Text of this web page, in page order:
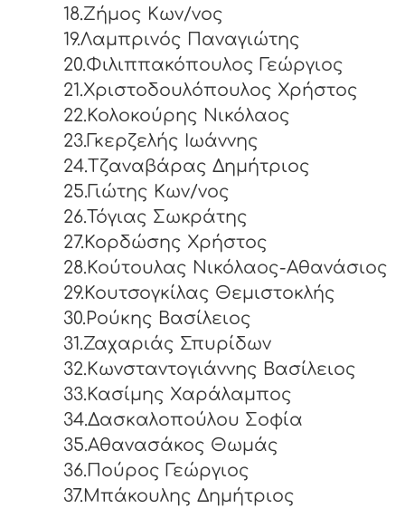
18.Ζήμος Κων/νος
19.Λαμπρινός Παναγιώτης
20.Φιλιππακόπουλος Γεώργιος
21.Χριστοδουλόπουλος Χρήστος
22.Κολοκούρης Νικόλαος
23.Γκερζελής Ιωάννης
24.Τζαναβάρας Δημήτριος
25.Γιώτης Κων/νος
26.Τόγιας Σωκράτης
27.Κορδώσης Χρήστος
28.Κούτουλας Νικόλαος-Αθανάσιος
29.Κουτσογκίλας Θεμιστοκλής
30.Ρούκης Βασίλειος
31.Ζαχαριάς Σπυρίδων
32.Κωνσταντογιάννης Βασίλειος
33.Κασίμης Χαράλαμπος
34.Δασκαλοπούλου Σοφία
35.Αθανασάκος Θωμάς
36.Πούρος Γεώργιος
37.Μπάκουλης Δημήτριος